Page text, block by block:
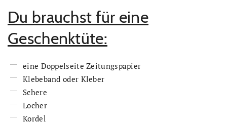
Du brauchst für eine
Geschenktüte:
eine Doppelseite Zeitungspapier
Klebeband oder Kleber
Schere
Locher
Kordel